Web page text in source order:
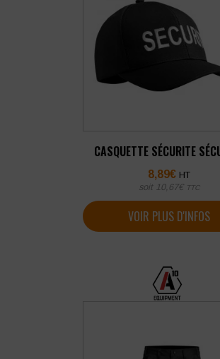
CASQUETTE SÉCURITE
8,89€ HT
soit 10,67€ TTC
VOIR PLUS D'INFOS